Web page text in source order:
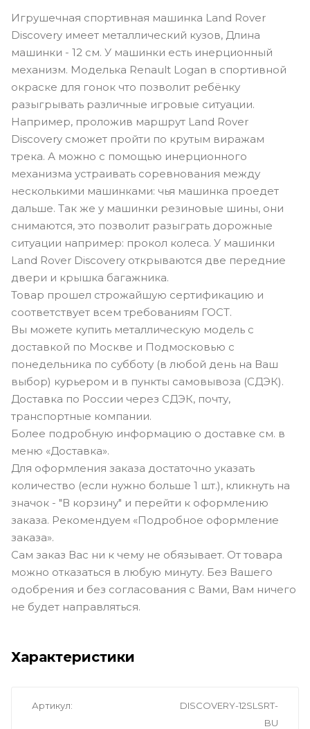
Игрушечная спортивная машинка Land Rover
Discovery имеет металлический кузов, Длина
машинки - 12 см. У машинки есть инерционный
механизм. Моделька Renault Logan в спортивной
окраске для гонок что позволит ребёнку
разыгрывать различные игровые ситуации.
Например, проложив маршрут Land Rover
Discovery сможет пройти по крутым виражам
трека. А можно с помощью инерционного
механизма устраивать соревнования между
несколькими машинками: чья машинка проедет
дальше. Так же у машинки резиновые шины, они
снимаются, это позволит разыграть дорожные
ситуации например: прокол колеса. У машинки
Land Rover Discovery открываются две передние
двери и крышка багажника.
Товар прошел строжайшую сертификацию и
соответствует всем требованиям ГОСТ.
Вы можете купить металлическую модель с
доставкой по Москве и Подмосковью с
понедельника по субботу (в любой день на Ваш
выбор) курьером и в пункты самовывоза (СДЭК).
Доставка по России через СДЭК, почту,
транспортные компании.
Более подробную информацию о доставке см. в
меню «Доставка».
Для оформления заказа достаточно указать
количество (если нужно больше 1 шт.), кликнуть на
значок - "В корзину" и перейти к оформлению
заказа. Рекомендуем «Подробное оформление
заказа».
Сам заказ Вас ни к чему не обязывает. От товара
можно отказаться в любую минуту. Без Вашего
одобрения и без согласования с Вами, Вам ничего
не будет направляться.
Характеристики
Артикул
DISCOVERY-12SLSRT-
BU